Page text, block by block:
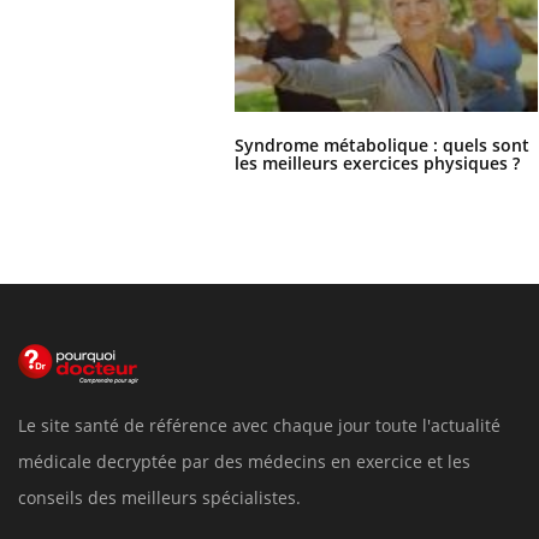
Syndrome métabolique : quels sont
les meilleurs exercices physiques ?
Le site santé de référence avec chaque jour toute l'actualité
médicale decryptée par des médecins en exercice et les
conseils des meilleurs spécialistes.